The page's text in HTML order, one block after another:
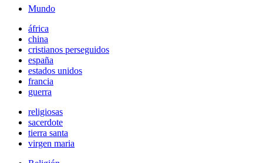
Mundo
áfrica
china
cristianos perseguidos
españa
estados unidos
francia
guerra
religiosas
sacerdote
tierra santa
virgen maria